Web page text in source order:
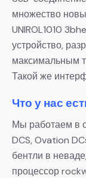
множество
UNIROL1010
устройство,
максимальным
Такой же
Что у нас
Мы работаем в
DCS, Ovation
бентли в
процессор